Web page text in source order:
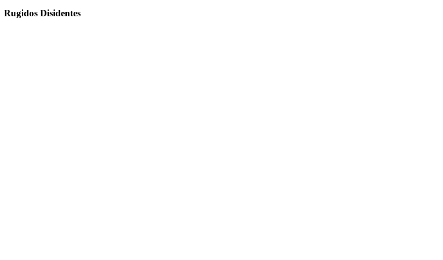
Rugidos Disidentes